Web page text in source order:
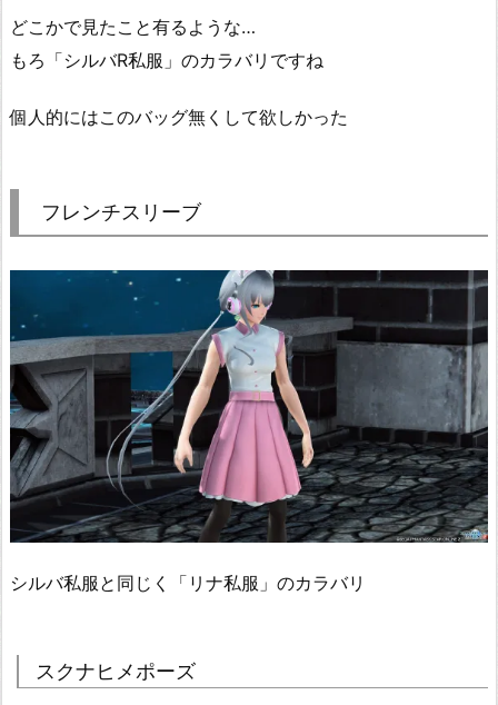
どこかで見たこと有るような…
もろ「シルバR私服」のカラバリですね
個人的にはこのバッグ無くして欲しかった
フレンチスリーブ
シルバ私服と同じく「リナ私服」のカラバリ
スクナヒメポーズ